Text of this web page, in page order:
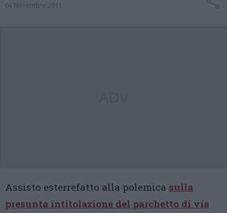
04 Novembre 2011
Assisto esterrefatto alla polemica sulla
presunta intitolazione del parchetto di via